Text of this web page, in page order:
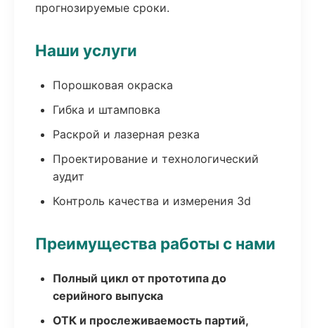
прогнозируемые сроки.
Наши услуги
Порошковая окраска
Гибка и штамповка
Раскрой и лазерная резка
Проектирование и технологический
аудит
Контроль качества и измерения 3d
Преимущества работы с нами
Полный цикл от прототипа до
серийного выпуска
ОТК и прослеживаемость партий,